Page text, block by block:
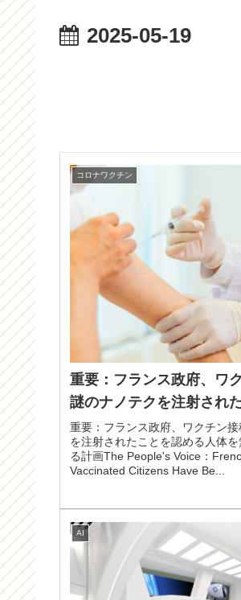
2025-05-19
コロナワクチン
重要：フランス政府、ワ
謎のナノテクを注射され
重要：フランス政府、ワクチン
を注射されたことを認める人体
る計画The People's Voice：
Vaccinated Citizens Have Be...
AI